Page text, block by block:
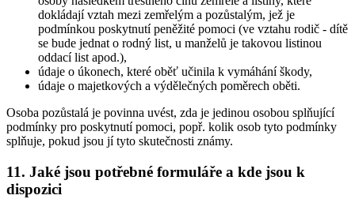
dokládají vztah mezi zemřelým a pozůstalým, jež je
podmínkou poskytnutí peněžité pomoci (ve vztahu rodič - dítě
se bude jednat o rodný list, u manželů je takovou listinou
oddací list apod.),
údaje o úkonech, které oběť učinila k vymáhání škody,
údaje o majetkových a výdělečných poměrech oběti.
Osoba pozůstalá je povinna uvést, zda je jedinou osobou splňující
podmínky pro poskytnutí pomoci, popř. kolik osob tyto podmínky
splňuje, pokud jsou jí tyto skutečnosti známy.
11. Jaké jsou potřebné formuláře a kde jsou k
dispozici